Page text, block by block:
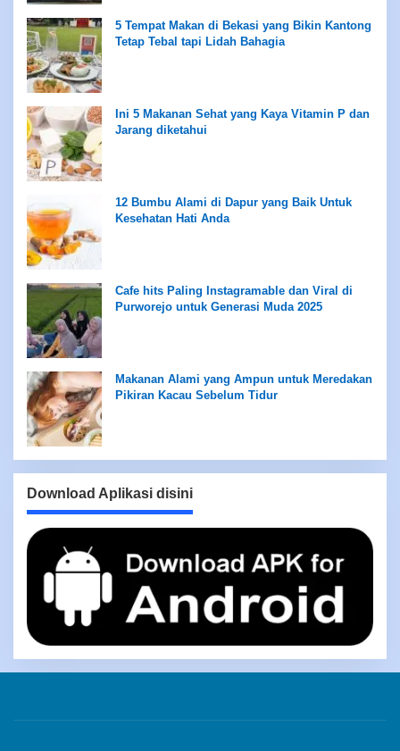
5 Tempat Makan di Bekasi yang Bikin Kantong
Tetap Tebal tapi Lidah Bahagia
Ini 5 Makanan Sehat yang Kaya Vitamin P dan
Jarang diketahui
12 Bumbu Alami di Dapur yang Baik Untuk
Kesehatan Hati Anda
Cafe hits Paling Instagramable dan Viral di
Purworejo untuk Generasi Muda 2025
Makanan Alami yang Ampun untuk Meredakan
Pikiran Kacau Sebelum Tidur
Download Aplikasi disini